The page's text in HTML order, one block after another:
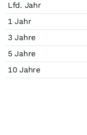
Lfd. Jahr
1 Jahr
3 Jahre
5 Jahre
10 Jahre